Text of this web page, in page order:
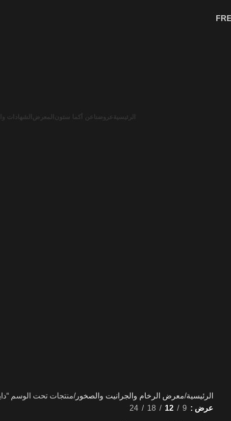
الرئيسية عروضنا عن أكما ستون المعرض الشهادات
الرئيسية معرض الرخام والجرانيت والصخور منتجات تحت الوسم
عرض
9
12
18
24